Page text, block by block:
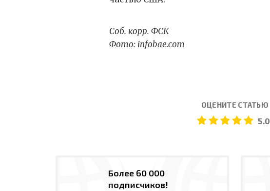
Соб. корр. ФСК
Фото: infobae.com
ОЦЕНИТЕ СТАТЬЮ
5.0
Более 60 000
подписчиков!